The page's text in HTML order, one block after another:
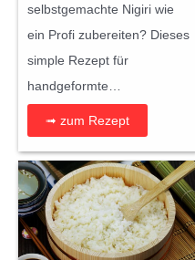
selbstgemachte Nigiri wie
ein Profi zubereiten? Dieses
simple Rezept für
handgeformte…
➟ zum Rezept